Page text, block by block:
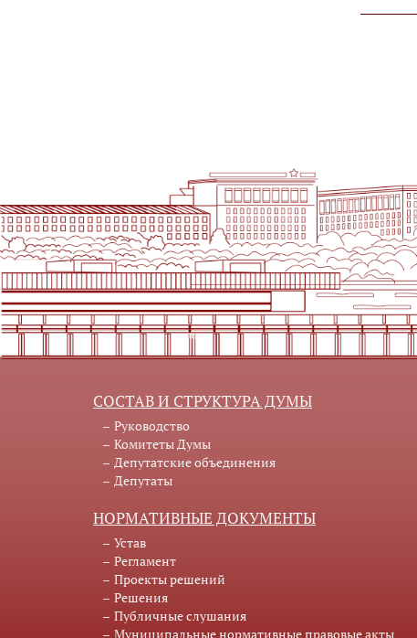
СОСТАВ И СТРУКТУРА ДУМЫ
Руководство
Комитеты Думы
Депутатские объединения
Депутаты
НОРМАТИВНЫЕ ДОКУМЕНТЫ
Устав
Регламент
Проекты решений
Решения
Публичные слушания
Муниципальные нормативные правовые акты